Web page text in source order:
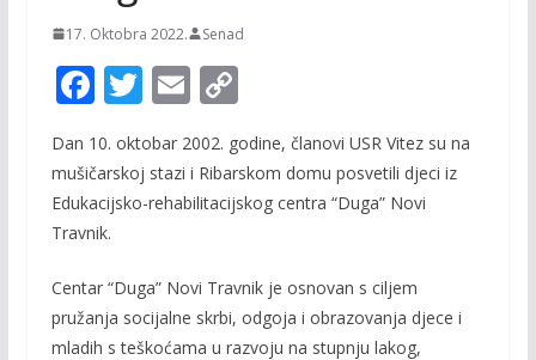
17. Oktobra 2022. Senad
F
ac
e
b
o
o
k
T
w
itt
er
E
ai
l
C
o
p
y
n
k
Dan 10. oktobar 2002. godine, članovi USR Vitez su na
mušičarskoj stazi i Ribarskom domu posvetili djeci iz
Edukacijsko-rehabilitacijskog centra “Duga” Novi
Travnik.
Centar “Duga” Novi Travnik je osnovan s ciljem
pružanja socijalne skrbi, odgoja i obrazovanja djece i
mladih s teškoćama u razvoju na stupnju lakog,